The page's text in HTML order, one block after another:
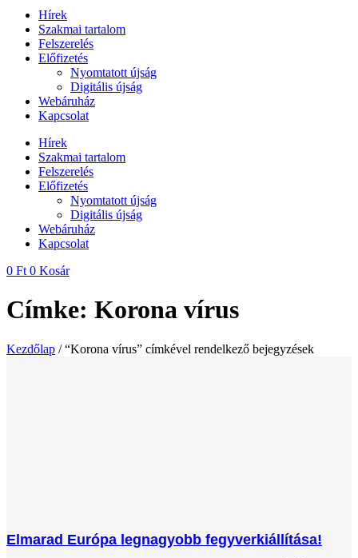
Hírek
Szakmai tartalom
Felszerelés
Előfizetés
Nyomtatott újság
Digitális újság
Webáruház
Kapcsolat
Hírek
Szakmai tartalom
Felszerelés
Előfizetés
Nyomtatott újság
Digitális újság
Webáruház
Kapcsolat
0 Ft 0 Kosár
Címke: Korona vírus
Kezdőlap / “Korona vírus” címkével rendelkező bejegyzések
Elmarad Európa legnagyobb fegyverkiállítása!